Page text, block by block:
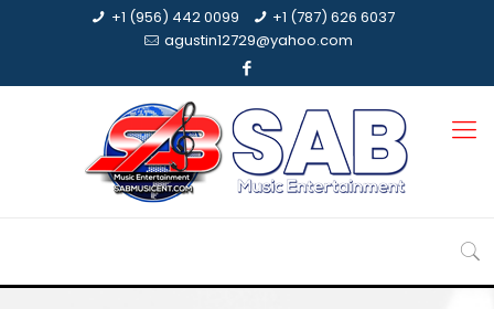
+1 (956) 442 0099
+1 (787) 626 6037
agustin12729@yahoo.com